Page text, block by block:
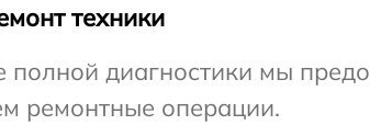
техники
полной диагностики мы
ремонтные операции.